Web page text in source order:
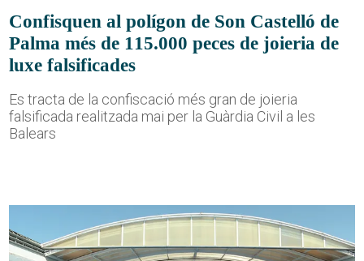
Confisquen al polígon de Son Castelló de
Palma més de 115.000 peces de joieria de
luxe falsificades
Es tracta de la confiscació més gran de joieria
falsificada realitzada mai per la Guàrdia Civil a les
Balears